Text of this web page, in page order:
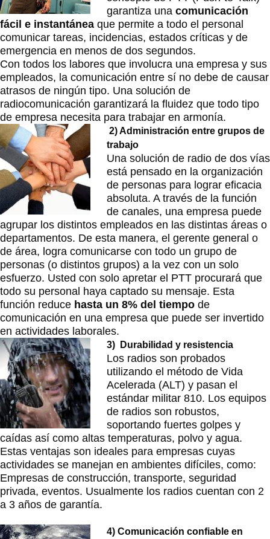
garantiza una comunicación
fácil e instantánea que permite a todo el personal
comunicar tareas, incidencias, estados críticas y de
emergencia en menos de dos segundos.
Con todos los labores que involucra una empresa y sus
empleados, la comunicación entre sí no debe de causar
atrasos de ningún tipo. Una solución de
radiocomunicación garantizará la fluidez que todo tipo
de empresa necesita para trabajar en armonía.
2) Administración entre grupos de
trabajo
Una solución de radio de dos vías
está pensado en la organización
de personas para lograr eficacia
absoluta. A través de la función
de canales, una empresa puede
agrupar los distintos empleados en las distintas áreas o
departamentos. De esta manera, el gerente general o
de área, logra comunicarse con todo un grupo de
personas (o distintos grupos) a la vez con un solo
esfuerzo. Usted con solo apretar el PTT procurará que
todo su personal haya captado su mensaje. Esta
función reduce hasta un 8% del tiempo de
comunicación en una empresa que puede ser invertido
en actividades laborales.
3) Durabilidad y resistencia
Los radios son probados
utilizando el método de Vida
Acelerada (ALT) y pasan el
estándar militar 810. Los equipos
de radios son robustos,
soportando fuertes golpes y
caídas así como altas temperaturas, polvo y agua.
Estas ventajas son ideales para empresas cuyas
actividades se manejan en ambientes difíciles, como:
Empresas de construcción, transporte, seguridad
privada, eventos. Usualmente los radios cuentan con 2
a 3 años de garantía.
4) Comunicación confiable en